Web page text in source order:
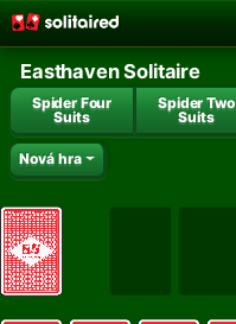
Easthaven Solitaire
Spider Four
Suits
Spider Two
Suits
Nová hra